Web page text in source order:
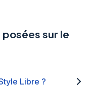
sur le
Libre ?